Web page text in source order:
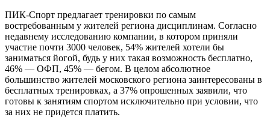
ПИК-Спорт предлагает тренировки по самым
востребованным у жителей региона дисциплинам. Согласно
недавнему исследованию компании, в котором приняли
участие почти 3000 человек, 54% жителей хотели бы
заниматься йогой, будь у них такая возможность бесплатно,
46% — ОФП, 45% — бегом. В целом абсолютное
большинство жителей московского региона заинтересованы в
бесплатных тренировках, а 37% опрошенных заявили, что
готовы к занятиям спортом исключительно при условии, что
за них не придется платить.